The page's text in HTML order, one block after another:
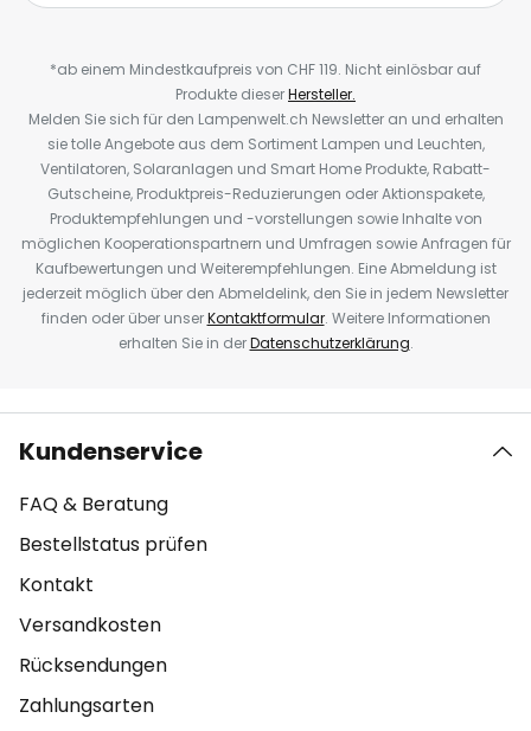
*ab einem Mindestkaufpreis von CHF 119. Nicht einlösbar auf
Produkte dieserHersteller.
Melden Sie sich für den Lampenwelt.ch Newsletter an und erhalten
sie tolle Angebote aus dem Sortiment Lampen und Leuchten,
Ventilatoren, Solaranlagen und Smart Home Produkte, Rabatt-
Gutscheine, Produktpreis-Reduzierungen oder Aktionspakete,
Produktempfehlungen und -vorstellungen sowie Inhalte von
möglichen Kooperationspartnern und Umfragen sowie Anfragen für
Kaufbewertungen und Weiterempfehlungen. Eine Abmeldung ist
jederzeit möglich über den Abmeldelink, den Sie in jedem Newsletter
finden oder über unserKontaktformular. Weitere Informationen
erhalten Sie in derDatenschutzerklärung.
Kundenservice
FAQ & Beratung
Bestellstatus prüfen
Kontakt
Versandkosten
Rücksendungen
Zahlungsarten